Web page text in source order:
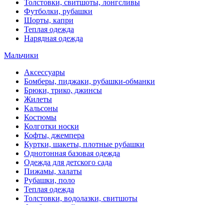
Толстовки, свитшоты, лонгсливы
Футболки, рубашки
Шорты, капри
Теплая одежда
Нарядная одежда
Мальчики
Аксессуары
Бомберы, пиджаки, рубашки-обманки
Брюки, трико, джинсы
Жилеты
Кальсоны
Костюмы
Колготки носки
Кофты, джемпера
Куртки, шакеты, плотные рубашки
Однотонная базовая одежда
Одежда для детского сада
Пижамы, халаты
Рубашки, поло
Теплая одежда
Толстовки, водолазки, свитшоты